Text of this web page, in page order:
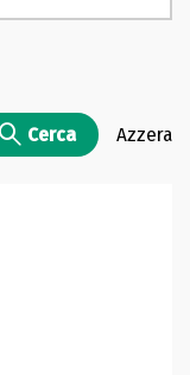
Cerca Azzera